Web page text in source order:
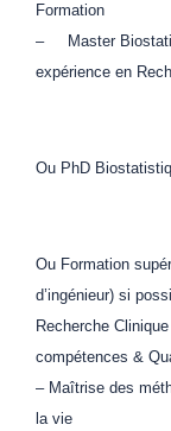
Formation
– Master
expérience en
Ou PhD
Ou Formation
d’ingénieur) si
Recherche
compétences &
– Maîtrise des
la vie